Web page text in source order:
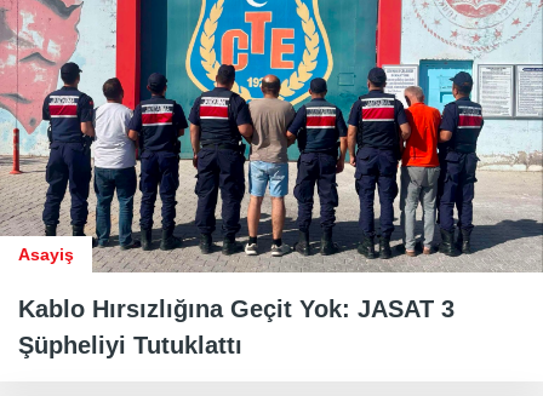
Asayiş
Kablo Hırsızlığına Geçit Yok: JASAT 3
Şüpheliyi Tutuklattı